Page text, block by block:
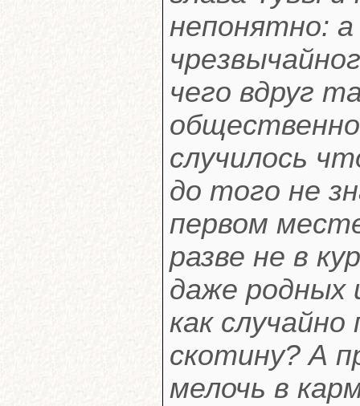
непонятно:
чего вдруг
случилось
до того не
первом
разве не в
даже родных
как
скотину? А
мелочь в